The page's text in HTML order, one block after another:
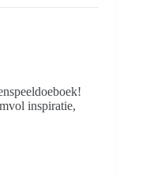
inspiratie,